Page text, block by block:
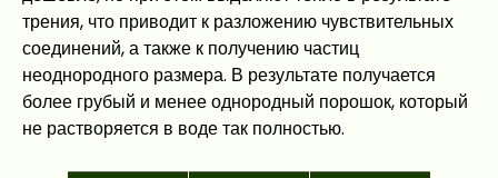
трения, что приводит к разложению чувствительных
соединений, а также к получению частиц
неоднородного размера. В результате получается
более грубый и менее однородный порошок, который
не растворяется в воде так полностью.